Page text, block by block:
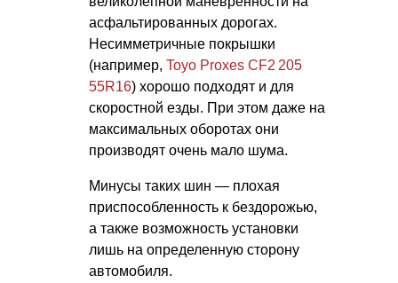
асфальтированных дорогах.
Несимметричные покрышки
(например, Toyo Proxes CF2 205
55R16) хорошо подходят и для
скоростной езды. При этом даже на
максимальных оборотах они
производят очень мало шума.
Минусы таких шин — плохая
приспособленность к бездорожью,
а также возможность установки
лишь на определенную сторону
автомобиля.